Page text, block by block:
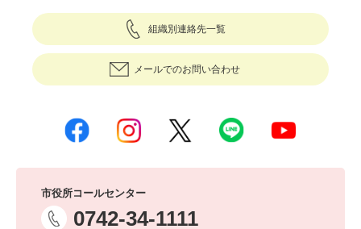
組織別連絡先一覧
メールでのお問い合わせ
市役所コールセンター
0742-34-1111